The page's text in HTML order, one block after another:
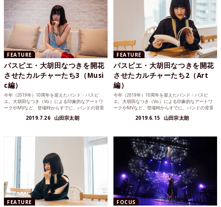
FEATURE
パスピエ・大胡田なつきを開花
させたカルチャーたち3（Musi
c編）
今年（2019年）10周年を迎えたバンド・パスピ
エ。大胡田なつき（Vo.）による印象的なアートワ
ークやMVなど、登場時からすでに、バンドの背景
2019.7.26 山田宗太朗
FEATURE
パスピエ・大胡田なつきを開花
させたカルチャーたち2（Art
編）
今年（2019年）10周年を迎えたバンド・パスピ
エ。大胡田なつき（Vo.）による印象的なアートワ
ークやMVなど、登場時からすでに、バンドの背景
2019.6.15 山田宗太朗
FEATURE FOCUS